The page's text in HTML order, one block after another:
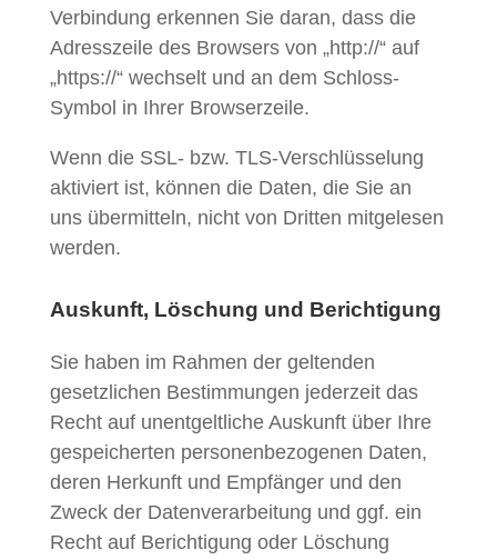
Verbindung erkennen Sie daran, dass die
Adresszeile des Browsers von „http://“ auf
„https://“ wechselt und an dem Schloss-
Symbol in Ihrer Browserzeile.
Wenn die SSL- bzw. TLS-Verschlüsselung
aktiviert ist, können die Daten, die Sie an
uns übermitteln, nicht von Dritten mitgelesen
werden.
Auskunft, Löschung und Berichtigung
Sie haben im Rahmen der geltenden
gesetzlichen Bestimmungen jederzeit das
Recht auf unentgeltliche Auskunft über Ihre
gespeicherten personenbezogenen Daten,
deren Herkunft und Empfänger und den
Zweck der Datenverarbeitung und ggf. ein
Recht auf Berichtigung oder Löschung